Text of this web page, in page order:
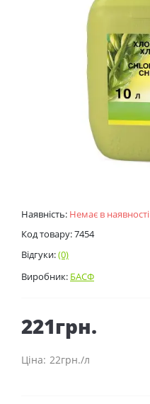
Наявність: Немає в наявності
Код товару: 7454
Відгуки:(0)
Виробник: БАСФ
221грн.
22грн./л